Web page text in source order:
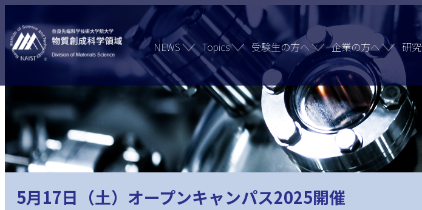
NEWS Topics 受験生の方へ 企業の方へ 研
5月17日（土）オープンキャンパス2025開催